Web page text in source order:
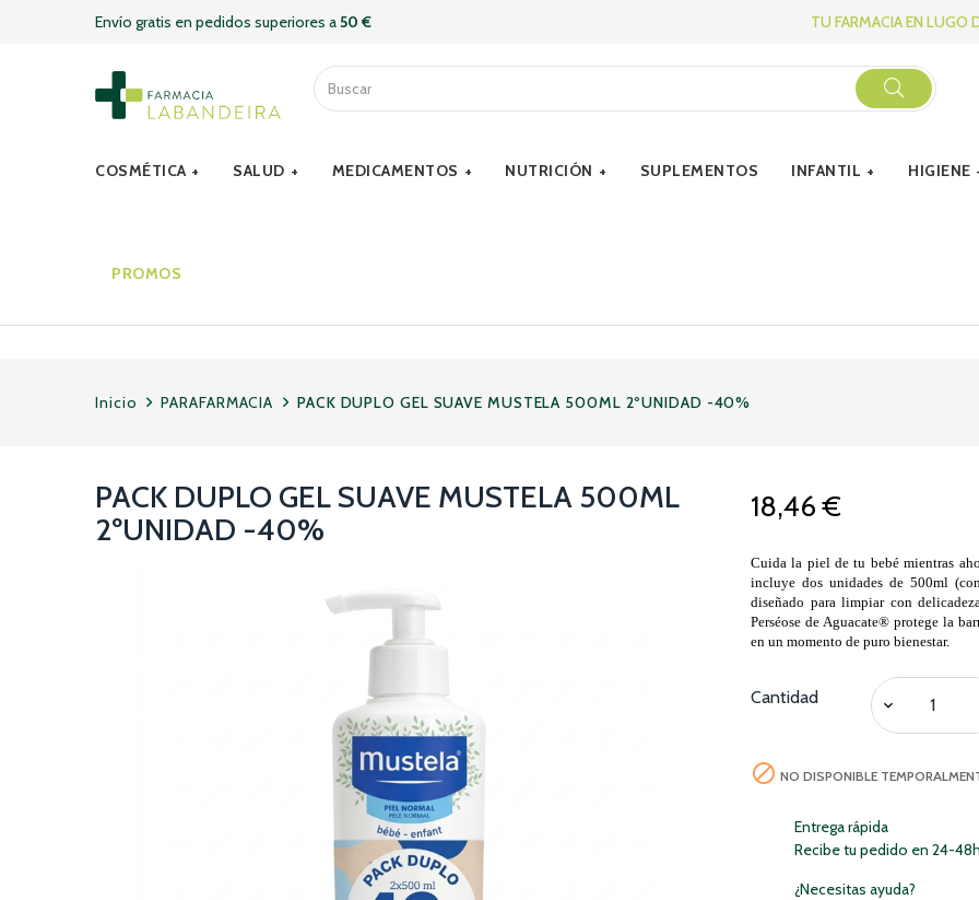
Envío gratis en pedidos superiores a50 € TU FARMACIA EN LUGO
COSMÉTICA SALUD MEDICAMENTOS NUTRICIÓN SUPLEMENTOS INFANTIL HIGIENE
PROMOS
Inicio PARAFARMACIA PACK DUPLO GEL SUAVE MUSTELA 500ML 2ºUNIDAD -40%
PACK DUPLO GEL SUAVE MUSTELA 500ML
2ºUNIDAD -40%
18,46 €
Cuida la piel de tu bebé mientras
incluye dos unidades de 500ml
diseñado para limpiar con
Perséose de Aguacate® protege la
en un momento de puro bienestar.
Cantidad
 NO DISPONIBLE
Entrega rápida
Recibe tu pedido en 24-
¿Necesitas ayuda?